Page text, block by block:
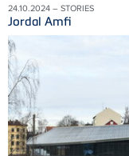
24.10.2024 – STORIES
Jordal Amfi